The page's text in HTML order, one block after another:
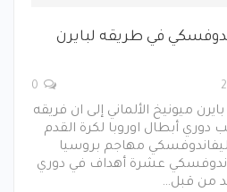
في طريقه لبايرن
ميونيخ الألماني إلى ان فريقه
أبطال اوروبا لكرة القدم
مهاجم بروسيا
عشرة أهداف في دوري
من قبل…